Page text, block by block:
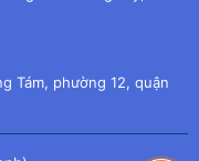
Tám, phường 12, quận